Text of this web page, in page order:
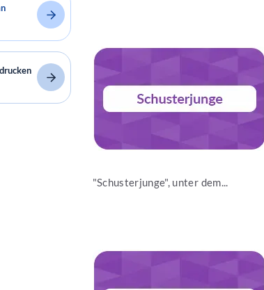
Jetzt lesen
"Schusterjunge", unter dem...
Jetzt lesen